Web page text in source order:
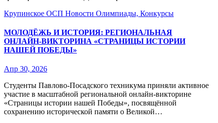
Крупинское ОСП Новости Олимпиады, Конкурсы
МОЛОДЁЖЬ И ИСТОРИЯ: РЕГИОНАЛЬНАЯ
ОНЛАЙН‑ВИКТОРИНА «СТРАНИЦЫ ИСТОРИИ
НАШЕЙ ПОБЕДЫ»
Апр 30, 2026
Студенты Павлово‑Посадского техникума приняли активное
участие в масштабной региональной онлайн‑викторине
«Страницы истории нашей Победы», посвящённой
сохранению исторической памяти о Великой…